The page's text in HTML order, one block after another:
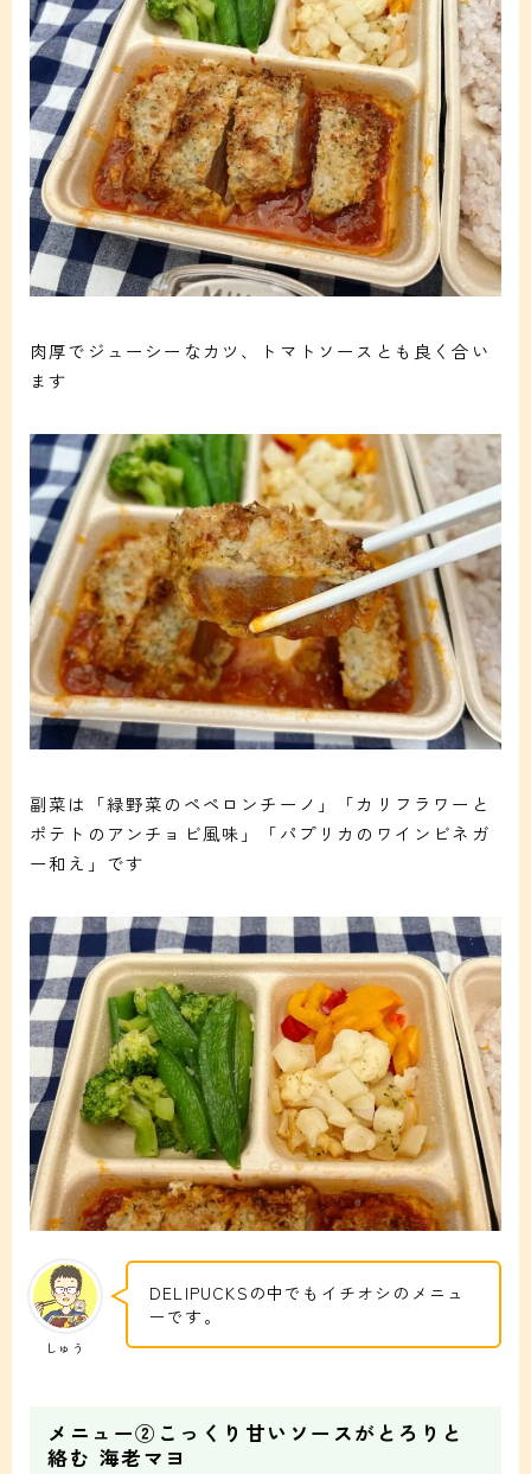
肉厚でジューシーなカツ、トマトソースとも良く合い
ます
副菜は「緑野菜のペペロンチーノ」「カリフラワーと
ポテトのアンチョビ風味」「パプリカのワインビネガ
ー和え」です
しゅう
DELIPUCKSの中でもイチオシのメニュ
ーです。
メニュー②こっくり甘いソースがとろりと
絡む 海老マヨ